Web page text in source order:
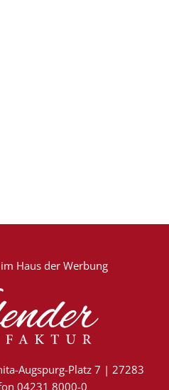
Haus der Werbung
Augspurg-Platz 7 | 27283
04231 8000-0